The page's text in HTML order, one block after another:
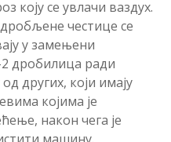
коју се увлачи ваздух.
честице се
у замењени
дробилица ради
других, који имају
којима је
након чега је